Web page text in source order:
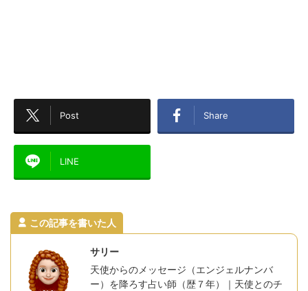
Post Share
LINE
この記事を書いた人
サリー
天使からのメッセージ（エンジェルナンバ
ー）を降ろす占い師（歴７年）｜天使とのチ